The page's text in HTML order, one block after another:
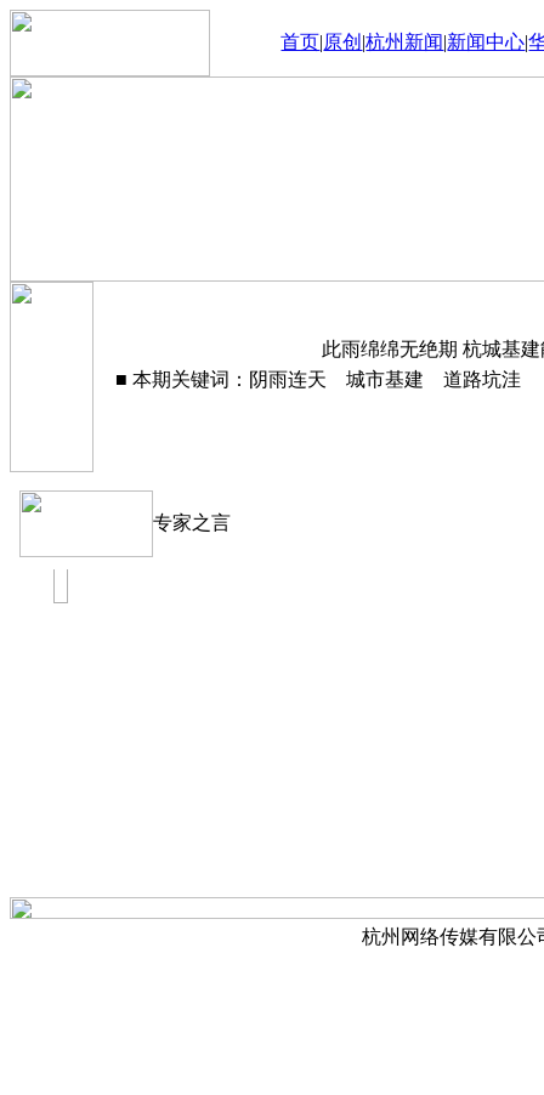
首页|原创 |杭州新闻|新闻中心|
此雨绵绵无绝期 杭城基
■ 本期关键词：阴雨连天 城市基建 道路坑洼
专家之言
杭州网络传媒有限公